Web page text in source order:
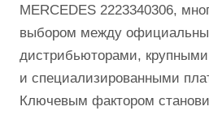
MERCEDES 2223340306,
выбором между
дистрибьюторами,
и специализированными
Ключевым фактором